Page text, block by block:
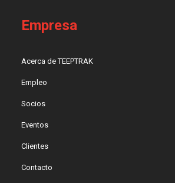
Empresa
Acerca de TEEPTRAK
Empleo
Socios
Eventos
Clientes
Contacto